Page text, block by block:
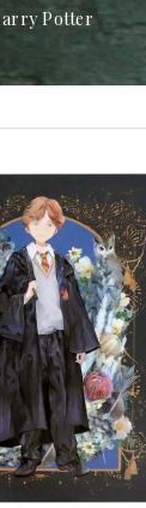
Potter